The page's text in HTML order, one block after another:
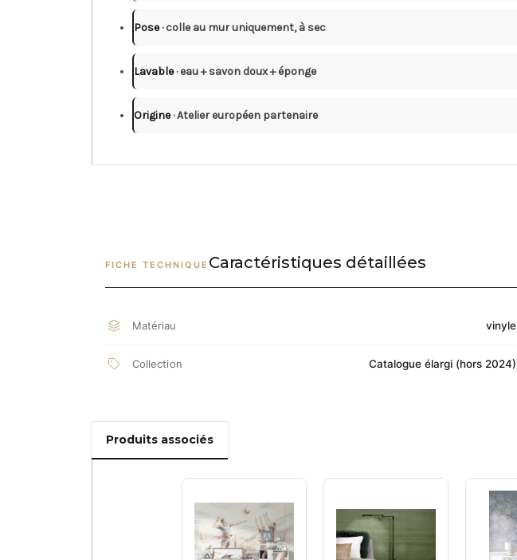
Pose· colle au mur uniquement, à sec
Lavable· eau + savon doux + éponge
Origine· Atelier européen partenaire
FICHE TECHNIQUE Caractéristiques détaillées
Matériau vinyle
Collection Catalogue élargi (hors 2024)
Produits associés